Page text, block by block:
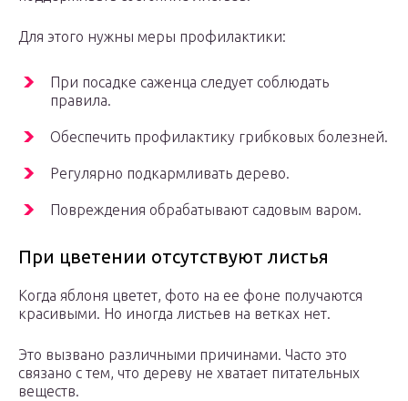
Для этого нужны меры профилактики:
При посадке саженца следует соблюдать
правила.
Обеспечить профилактику грибковых болезней.
Регулярно подкармливать дерево.
Повреждения обрабатывают садовым варом.
При цветении отсутствуют листья
Когда яблоня цветет, фото на ее фоне получаются
красивыми. Но иногда листьев на ветках нет.
Это вызвано различными причинами. Часто это
связано с тем, что дереву не хватает питательных
веществ.